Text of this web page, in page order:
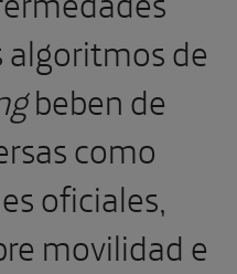
algoritmos de
beben de
como
oficiales,
movilidad e